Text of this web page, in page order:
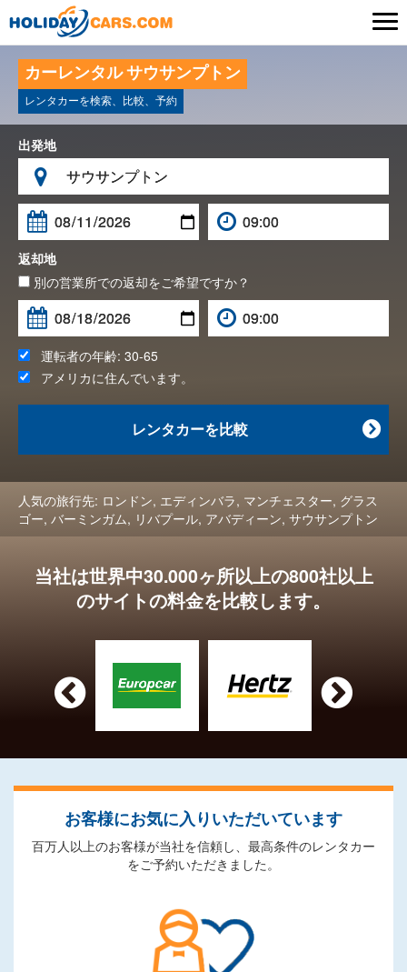
カーレンタル サウサンプトン
レンタカーを検索、比較、予約
出発地


返却地
別の営業所での返却をご希望ですか？
運転者の年齢: 30-65
アメリカに住んでいます。

レンタカーを比較
人気の旅行先: ロンドン, エディンバラ, マンチェスター, グラス
ゴー, バーミンガム, リバプール, アバディーン, サウサンプトン
当社は世界中30.000ヶ所以上の800社以上
のサイトの料金を比較します。
 
お客様にお気に入りいただいています
百万人以上のお客様が当社を信頼し、最高条件のレンタカー
をご予約いただきました。